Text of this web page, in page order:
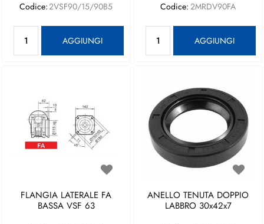
Codice:2VSF90/15/90B5
AGGIUNGI
Codice: 2MRDV90FA
AGGIUNGI
FLANGIA LATERALE FA
BASSA VSF 63
ANELLO TENUTA DOPPIO
LABBRO 30x42x7